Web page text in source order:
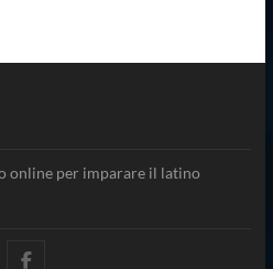
online per imparare il latino
facebook